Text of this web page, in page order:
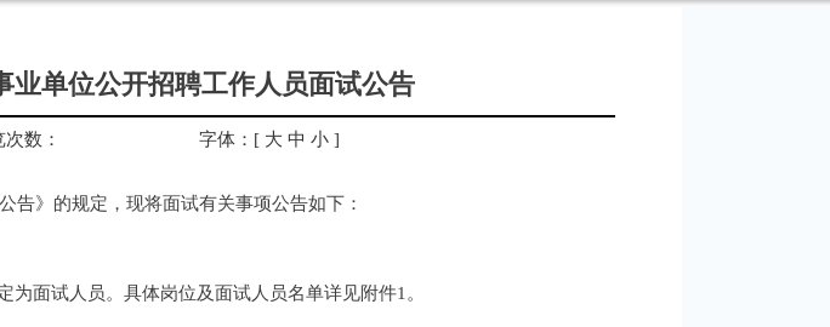
业单位公开招聘工作人员面试公告
数： 字体： [ 大 中 小]
告》的规定，现将面试有关事项公告如下：
面试人员。具体岗位及面试人员名单详见附件1。